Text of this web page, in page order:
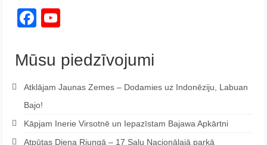
Facebook
Mūsu piedzīvojumi
Atklājam Jaunas Zemes – Dodamies uz Indonēziju, Labuan
Bajo!
Kāpjam Inerie Virsotnē un Iepazīstam Bajawa Apkārtni
Atpūtas Diena Riungā – 17 Salu Nacionālajā parkā